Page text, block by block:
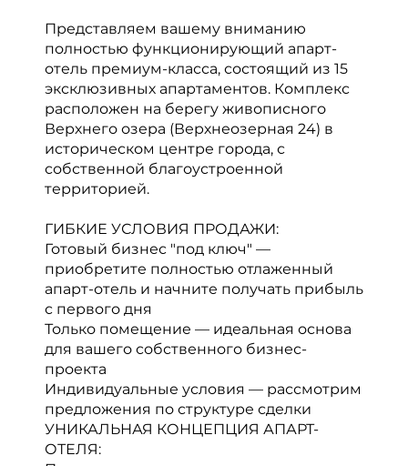
Представляем вашему вниманию
полностью функционирующий апарт-
отель премиум-класса, состоящий из 15
эксклюзивных апартаментов. Комплекс
расположен на берегу живописного
Верхнего озера (Верхнеозерная 24) в
историческом центре города, с
собственной благоустроенной
территорией.
ГИБКИЕ УСЛОВИЯ ПРОДАЖИ:
Готовый бизнес "под ключ" —
приобретите полностью отлаженный
апарт-отель и начните получать прибыль
с первого дня
Только помещение — идеальная основа
для вашего собственного бизнес-
проекта
Индивидуальные условия — рассмотрим
предложения по структуре сделки
УНИКАЛЬНАЯ КОНЦЕПЦИЯ АПАРТ-
ОТЕЛЯ: